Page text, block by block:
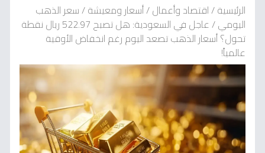
الرئيسية/اقتصاد وأعمال/أسعار ومعيشة/سعر الذهب
اليومي/
عاجل في السعودية: هل تصبح 522.97 ريال نقطة
تحول؟ أسعار الذهب تصعد اليوم رغم انخفاض الأوقية
عالمياً!